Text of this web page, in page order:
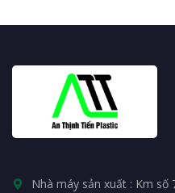
Nhà máy sản xuất : Km